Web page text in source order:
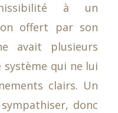
à un
offert par son
avait plusieurs
système qui ne lui
clairs. Un
donc